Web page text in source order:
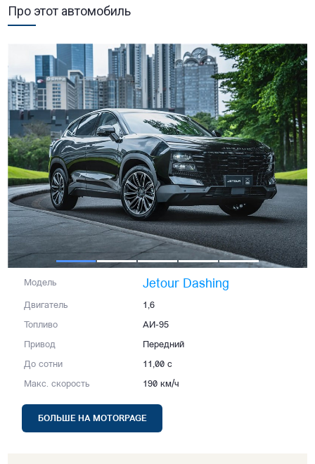
Про этот автомобиль
Модель Jetour Dashing
Двигатель 1,6
Топливо АИ-95
Привод Передний
До сотни 11,00 с
Макс. скорость 190 км/ч
БОЛЬШЕ НА MOTORPAGE